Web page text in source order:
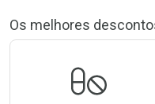
Os melhores